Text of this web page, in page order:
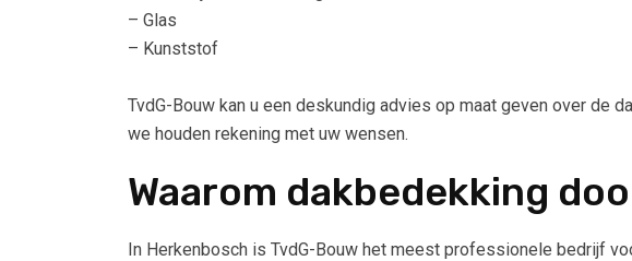
– Glas
– Kunststof
TvdG-Bouw kan u een deskundig advies op maat geven over de
we houden rekening met uw wensen.
Waarom dakbedekking
In Herkenbosch is TvdG-Bouw het meest professionele bedrijf